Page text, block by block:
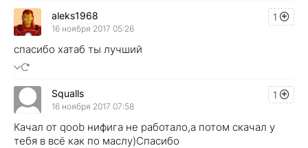
1
aleks1968
16 ноября 2017 05:26
спасибо хатаб ты лучший
1
Squalls
16 ноября 2017 07:58
Качал от qoob нифига не работало,а потом скачал у
тебя в всё как по маслу)Спасибо